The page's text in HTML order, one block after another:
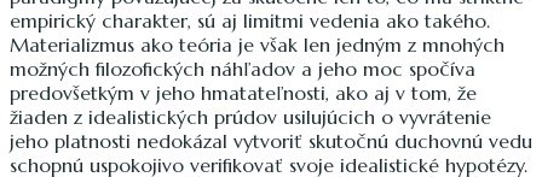
empirický charakter, sú aj limitmi vedenia ako takého.
Materializmus ako teória je však len jedným z mnohých
možných filozofických náhľadov a jeho moc spočíva
predovšetkým v jeho hmatateľnosti, ako aj v tom, že
žiaden z idealistických prúdov usilujúcich o vyvrátenie
jeho platnosti nedokázal vytvoriť skutočnú duchovnú vedu
schopnú uspokojivo verifikovať svoje idealistické hypotézy.